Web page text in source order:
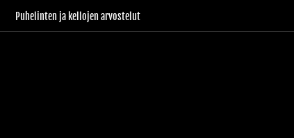
Puhelinten ja kellojen arvostelut